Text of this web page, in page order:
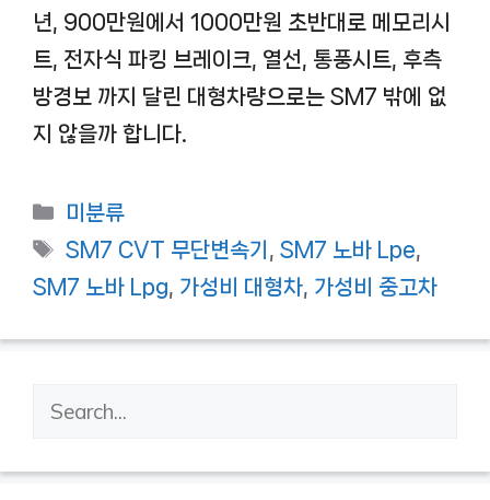
년, 900만원에서 1000만원 초반대로 메모리시
트, 전자식 파킹 브레이크, 열선, 통풍시트, 후측
방경보 까지 달린 대형차량으로는 SM7 밖에 없
지 않을까 합니다.
카
테
리
미분류
태
그
SM7 CVT 무단변속기 ,SM7 노바 Lpe,
SM7 노바 Lpg, 가성비 대형차, 가성비 중고차